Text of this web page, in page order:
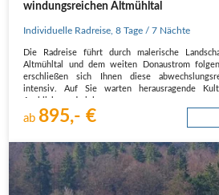
windungsreichen Altmühltal
Individuelle Radreise ,8 Tage / 7 Nächte
Die Radreise führt durch malerische
Altmühltal und dem weiten Donaustrom
erschließen sich Ihnen diese
intensiv. Auf Sie warten herausragende
ab 895,- €